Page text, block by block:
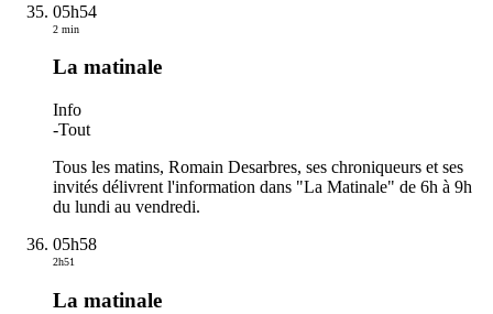
05h54
2 min
La matinale
Info
-Tout
Tous les matins, Romain Desarbres, ses chroniqueurs et ses
invités délivrent l'information dans "La Matinale" de 6h à 9h
du lundi au vendredi.
05h58
2h51
La matinale